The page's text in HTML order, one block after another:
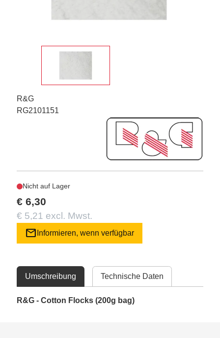
R&G
RG2101151
Nicht auf Lager
€ 6,30
€ 5,21 excl. Mwst.
mail Informieren, wenn verfügbar
Umschreibung Technische Daten
R&G - Cotton Flocks (200g bag)